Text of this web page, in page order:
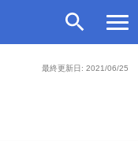
最終更新日: 2021/06/25